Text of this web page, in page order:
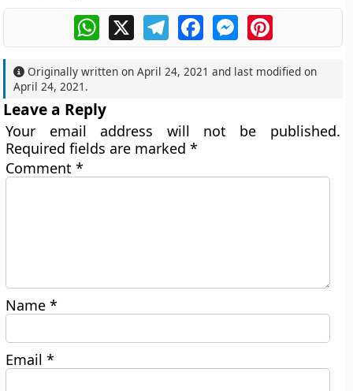
WhatsApp
X TelegramFacebookMessengerPinterest
Originally written onApril 24, 2021 and last modified on
April 24, 2021 .
Leave a Reply
Your email address will not be published.
Required fields are marked*
Comment*
Name*
Email*